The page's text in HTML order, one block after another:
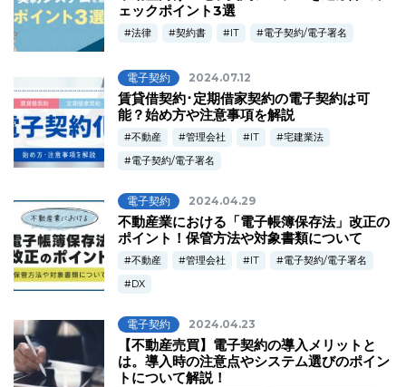
ェックポイント3選
法律 契約書 IT 電子契約/電子署名
電子契約 2024.07.12
賃貸借契約･定期借家契約の電子契約は可
能？始め方や注意事項を解説
不動産 管理会社 IT
宅建業法
電子契約/電子署名
電子契約 2024.04.29
不動産業における「電子帳簿保存法」改正の
ポイント！保管方法や対象書類について
不動産 管理会社 IT
電子契約/電子署名
DX
電子契約 2024.04.23
【不動産売買】電子契約の導入メリットと
は。導入時の注意点やシステム選びのポイン
トについて解説！